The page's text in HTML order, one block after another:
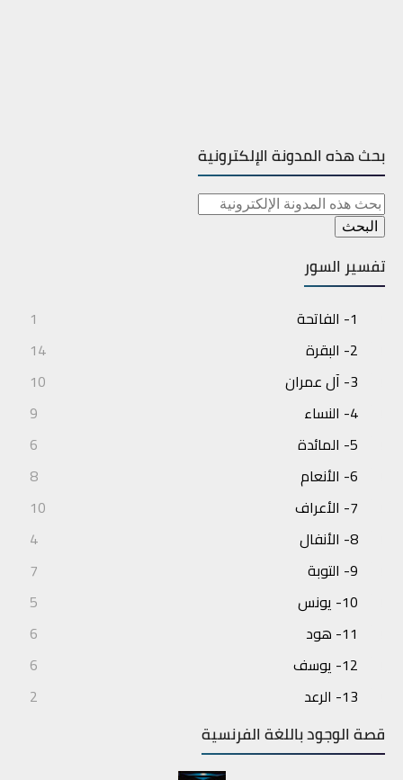
بحث هذه المدونة الإلكترونية
تفسير السور
1- الفاتحة
1
2- البقرة
14
3- آل عمران
10
4- النساء
9
5- المائدة
6
6- الأنعام
8
7- الأعراف
10
8- الأنفال
4
9- التوبة
7
10- يونس
5
11- هود
6
12- يوسف
6
13- الرعد
2
14- إبراهيم
15- الحجر
قصة الوجود باللغة الفرنسية